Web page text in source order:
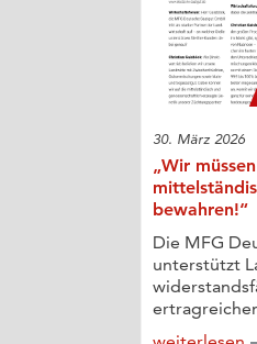
30. März 2026
„Wir
bewahren!“
Die MFG
unterstützt